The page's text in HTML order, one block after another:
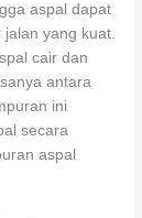
aspal dapat
yang kuat.
cair dan
antara
ini
secara
aspal